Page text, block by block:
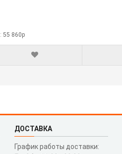
55 860р
ДОСТАВКА
График работы доставки: